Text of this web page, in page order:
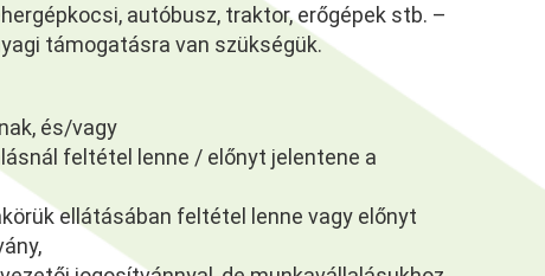
autóbusz, traktor, erőgépek stb. –
támogatásra van szükségük.
és/vagy
feltétel lenne / előnyt jelentene a
ellátásában feltétel lenne vagy előnyt